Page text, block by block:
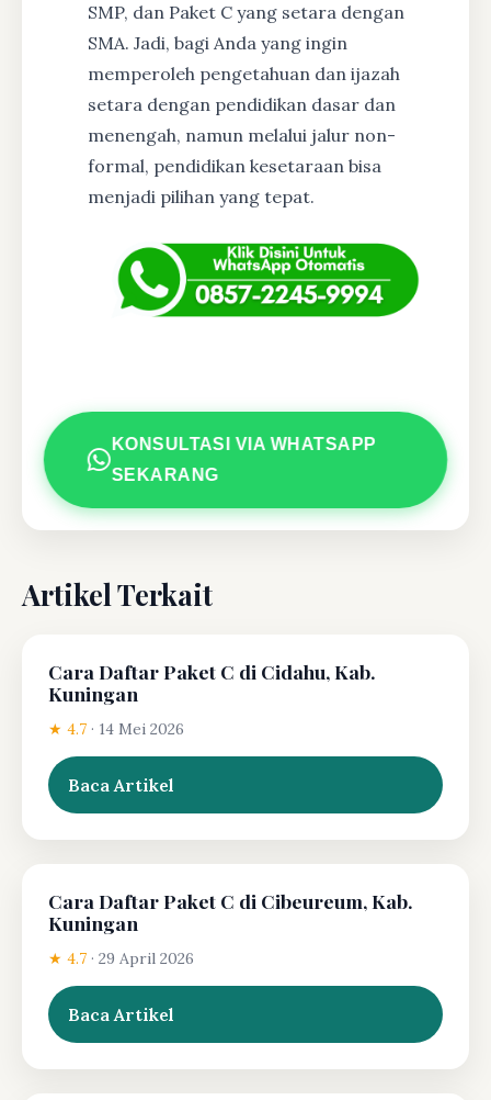
SMP, dan Paket C yang setara dengan
SMA. Jadi, bagi Anda yang ingin
memperoleh pengetahuan dan ijazah
setara dengan pendidikan dasar dan
menengah, namun melalui jalur non-
formal, pendidikan kesetaraan bisa
menjadi pilihan yang tepat.
KONSULTASI VIA WHATSAPP
SEKARANG
Artikel Terkait
Cara Daftar Paket C di Cidahu, Kab.
Kuningan
★ 4.7 · 14 Mei 2026
Baca Artikel
Cara Daftar Paket C di Cibeureum, Kab.
Kuningan
★ 4.7 · 29 April 2026
Baca Artikel